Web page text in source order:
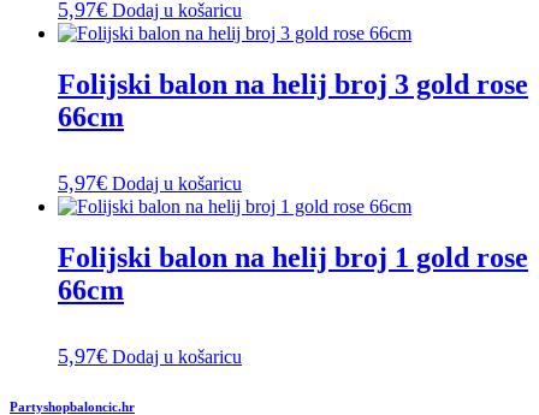
5,97€ Dodaj u košaricu
Folijski balon na helij broj 3 gold rose
66cm
5,97€ Dodaj u košaricu
Folijski balon na helij broj 1 gold rose
66cm
5,97€ Dodaj u košaricu
Partyshopbaloncic.hr